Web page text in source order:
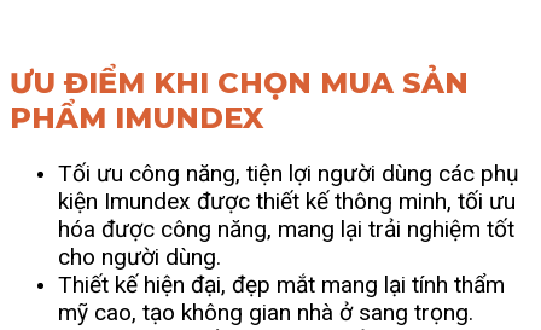
ƯU ĐIỂM KHI CHỌN MUA SẢN
PHẨM IMUNDEX
Tối ưu công năng, tiện lợi người dùng các phụ
kiện Imundex được thiết kế thông minh, tối ưu
hóa được công năng, mang lại trải nghiệm tốt
cho người dùng.
Thiết kế hiện đại, đẹp mắt mang lại tính thẩm
mỹ cao, tạo không gian nhà ở sang trọng.